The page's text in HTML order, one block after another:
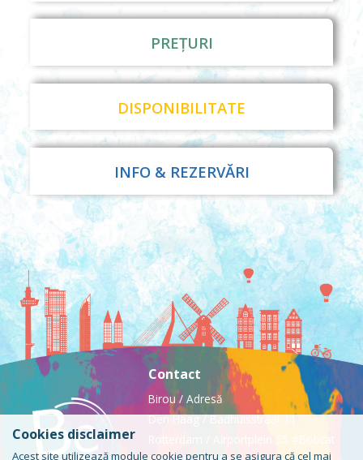
PREȚURI
DISPONIBILITATE
INFO & REZERVĂRI
Contact
Birou / Adresă
Den Haag / Badhuisstraat 11
Rotterdam / Airportplein 55 #Bobcat
Cookies disclaimer
Acest site utilizează module cookie pentru a se asigura că cel mai